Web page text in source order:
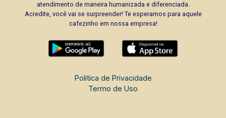
atendimento de maneira humanizada e diferenciada.
Acredite, você vai se surpreender! Te esperamos para aquele
cafezinho em nossa empresa!
Política de Privacidade
Termo de Uso